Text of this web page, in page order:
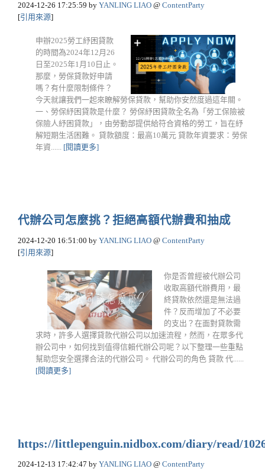
2024-12-26 17:25:59 by YANLING LIAO @ ContentParty
[引用來源]
申辦2025勞工紓困貸款
的時間為2024年12月26
日至2025年1月10日止。
那麼，勞保貸款好申請
嗎？有什麼限制條件？
今天就讓我們一起來瞭解勞保貸款，幫助你安然度過這年關。
一、勞保紓困貸款是什麼？ 勞保紓困貸款全名為「勞工保險被
保險人紓困貸款」，由勞動部提供給符合資格的勞工，旨在紓
解短期生活困難。 貸款額度：最高10萬元 貸款年資要求：勞保
年資...... [閱讀更多]
代辦公司怎麼挑？拒絕高額代辦費和抽成
2024-12-20 16:51:00 by YANLING LIAO @ ContentParty
[引用來源]
你是否曾經被代辦公司
收取高額代辦費用，最
終貸款依然還是無法過
件？反而增加了不必要
的支出？在面對貸款需
求時，許多人選擇貸款代辦公司以加速流程，然而，在眾多代
辦公司中，如何找到值得信賴代辦公司呢？以下整理一些重點
幫助您安全選擇合法的代辦公司。 代辦公司的角色 貸款 代......
[閱讀更多]
https://littlepenguin.nidbox.com/diary/read/
2024-12-13 17:42:47 by YANLING LIAO @ ContentParty